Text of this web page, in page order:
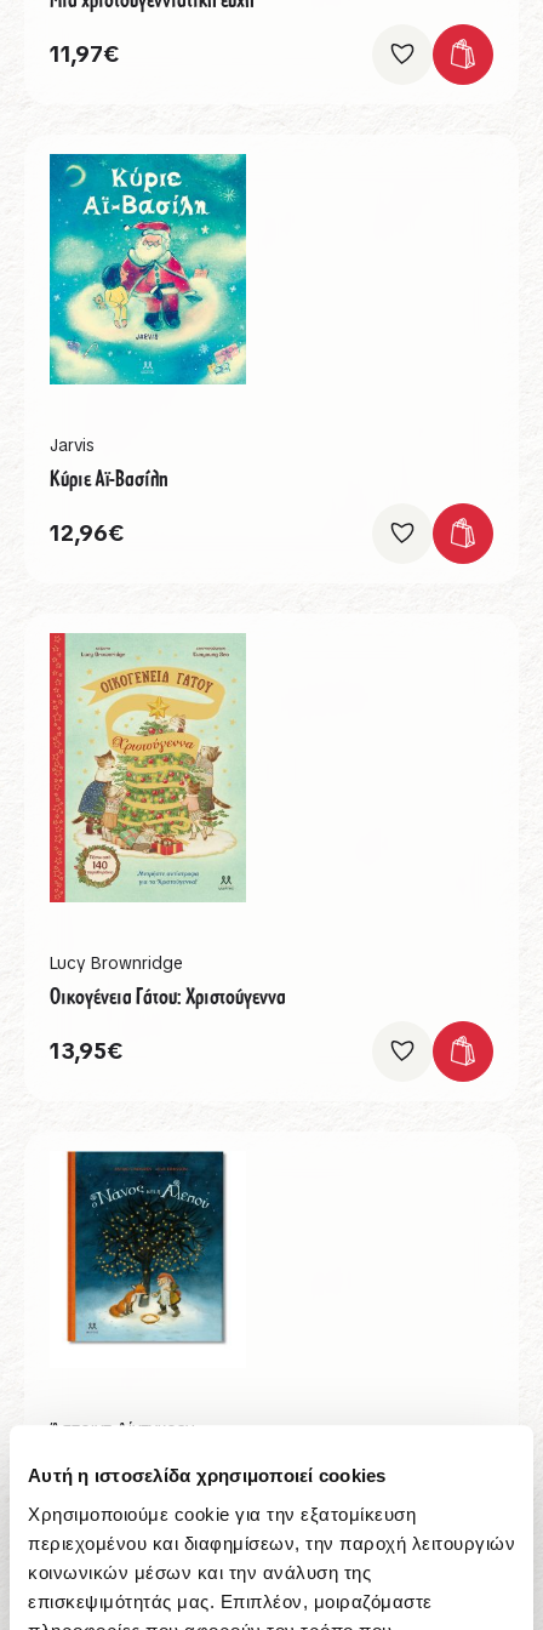
Αυτή η ιστοσελίδα χρησιμοποιεί cookies
Χρησιμοποιούμε cookie για την εξατομίκευση
περιεχομένου και διαφημίσεων, την παροχή λειτουργιών
κοινωνικών μέσων και την ανάλυση της
επισκεψιμότητάς μας. Επιπλέον, μοιραζόμαστε
11,97€
Jarvis
Κύριε Αϊ-Βασίλη
12,96€
Lucy Brownridge
Οικογένεια Γάτου: Χριστούγεννα
13,95€
Άστριντ Λίντγκρεν
Ο νάνος και η αλεπού
10,98€